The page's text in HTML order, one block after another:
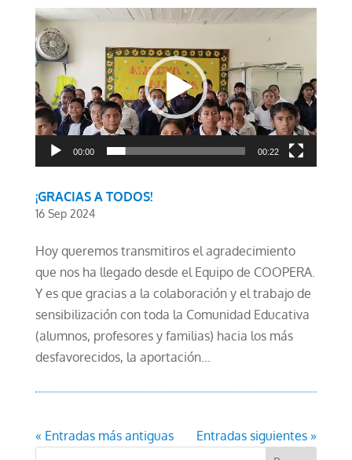
Reproductor
de
vídeo
00:00 00:22
¡GRACIAS A TODOS!
16 Sep 2024
Hoy queremos transmitiros el agradecimiento
que nos ha llegado desde el Equipo de COOPERA.
Y es que gracias a la colaboración y el trabajo de
sensibilización con toda la Comunidad Educativa
(alumnos, profesores y familias) hacia los más
desfavorecidos, la aportación...
« Entradas más antiguas Entradas siguientes »